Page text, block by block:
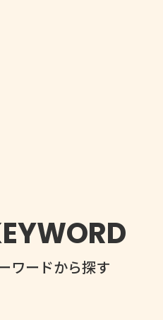
ワードから探す